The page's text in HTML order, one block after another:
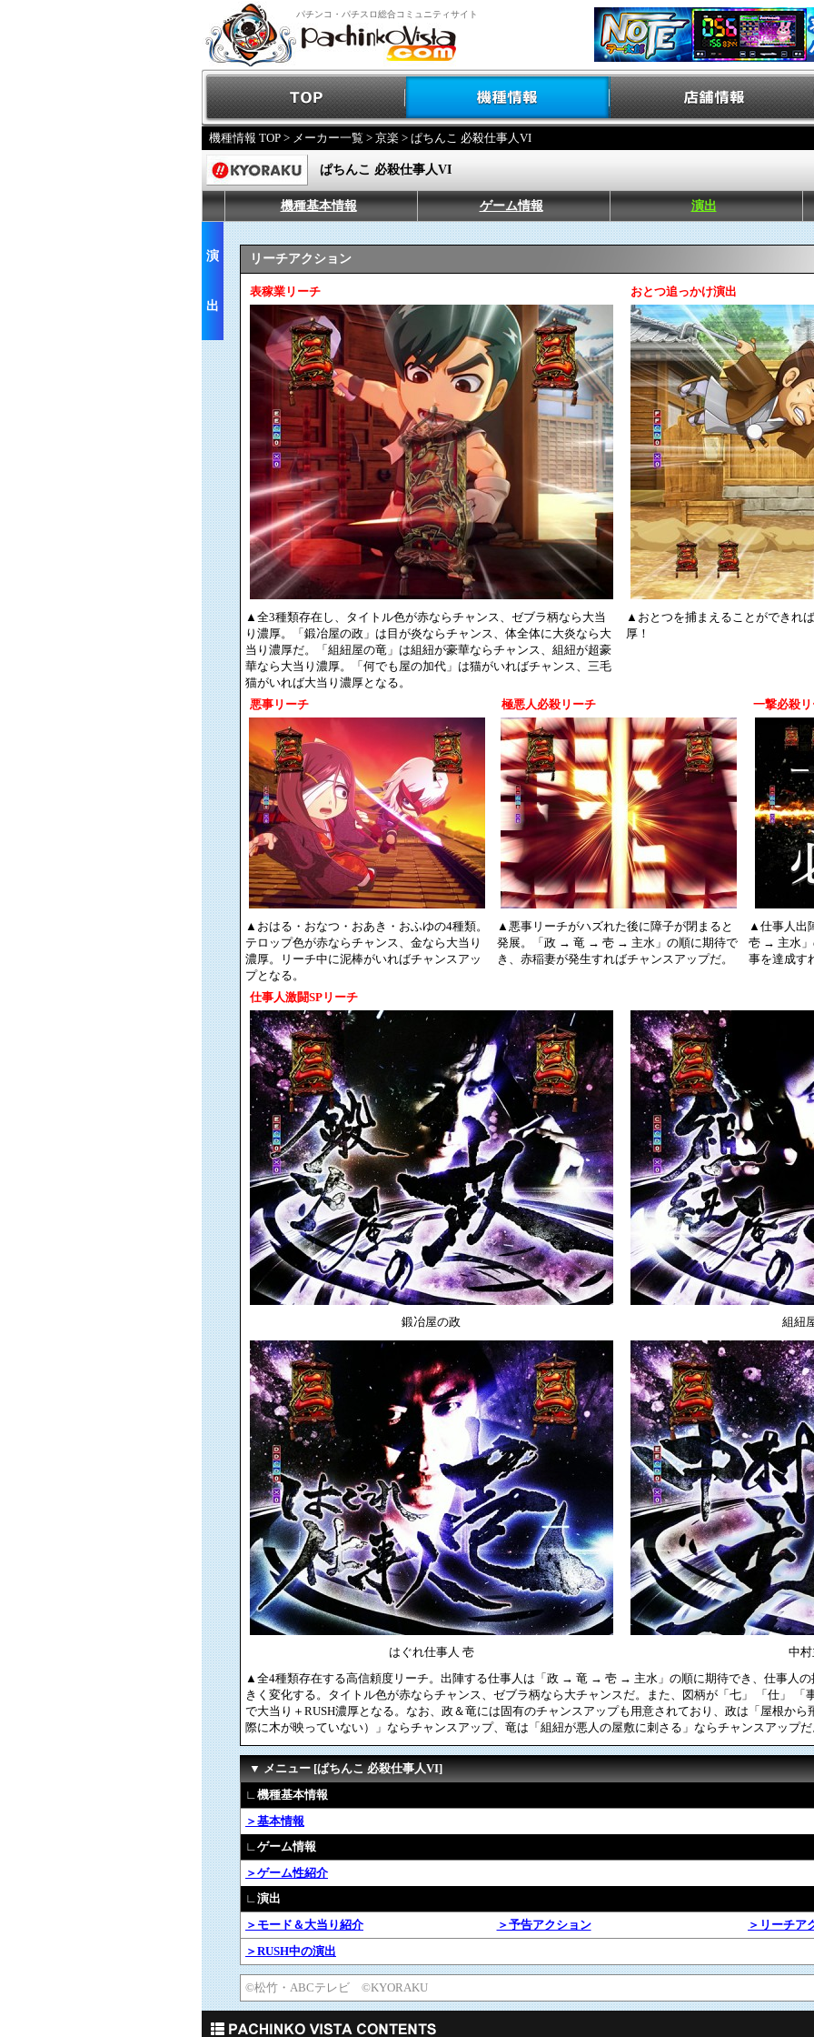
パチンコ・パチスロ総合コミュニティサイト
機種情報 TOP > メーカー一覧 > 京楽 > ぱちんこ 必殺仕事人VI
ぱちんこ 必殺仕事人VI
機種基本情報 ゲーム情報 演出
演
出
リーチアクション
表稼業リーチ おとつ追っかけ演出
▲全3種類存在し、タイトル色が赤ならチャンス、ゼブラ柄なら大当
り濃厚。「鍛冶屋の政」は目が炎ならチャンス、体全体に大炎なら大
当り濃厚だ。「組紐屋の竜」は組紐が豪華ならチャンス、組紐が超豪
華なら大当り濃厚。「何でも屋の加代」は猫がいればチャンス、三毛
猫がいれば大当り濃厚となる。
▲おとつを捕まえることができれ
厚！
悪事リーチ 極悪人必殺リーチ 一撃必殺
▲おはる・おなつ・おあき・おふゆの4種類。
テロップ色が赤ならチャンス、金なら大当り
濃厚。リーチ中に泥棒がいればチャンスアッ
プとなる。
▲悪事リーチがハズれた後に障子が閉まると
発展。「政 → 竜 → 壱 → 主水」の順に期待で
き、赤稲妻が発生すればチャンスアップだ。
▲仕事人出
壱 → 主水」
事を達成す
仕事人激闘SPリーチ
鍛冶屋の政 組紐
はぐれ仕事人 壱
中
▲全4種類存在する高信頼度リーチ。出陣する仕事人は「政 → 竜 → 壱 → 主水」の順に期待でき、仕事人の
きく変化する。タイトル色が赤ならチャンス、ゼブラ柄なら大チャンスだ。また、図柄が「七」 「仕」 「
で大当り＋RUSH濃厚となる。なお、政＆竜には固有のチャンスアップも用意されており、政は「屋根か
際に木が映っていない）」ならチャンスアップ、竜は「組紐が悪人の屋敷に刺さる」ならチャンスアップ
▼ メニュー [ぱちんこ 必殺仕事人VI]
∟機種基本情報
＞基本情報
∟ゲーム情報
＞ゲーム性紹介
∟演出
＞モード＆大当り紹介
＞予告アクション
＞リーチア
＞RUSH中の演出
©松竹・ABCテレビ ©KYORAKU